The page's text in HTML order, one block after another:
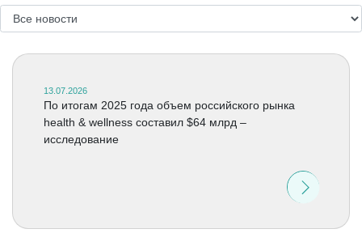
13.07.2026
По итогам 2025 года объем российского рынка
health & wellness составил $64 млрд –
исследование